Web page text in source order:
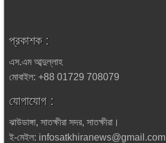
প্রকাশক :
এস.এম আব্দুল্লাহ
মোবাইল: +88 01729 708079
যোগাযোগ :
ঝাউডাঙ্গা, সাতক্ষীরা সদর, সাতক্ষীরা।
ই-মেইল: infosatkhiranews@gmail.com